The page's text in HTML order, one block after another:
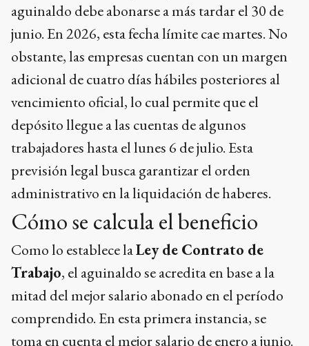
aguinaldo debe abonarse a más tardar el 30 de
junio. En 2026, esta fecha límite cae martes. No
obstante, las empresas cuentan con un margen
adicional de cuatro días hábiles posteriores al
vencimiento oficial, lo cual permite que el
depósito llegue a las cuentas de algunos
trabajadores hasta el lunes 6 de julio. Esta
previsión legal busca garantizar el orden
administrativo en la liquidación de haberes.
Cómo se calcula el beneficio
Como lo establece laLey de Contrato de
Trabajo, el aguinaldo se acredita en base a la
mitad del mejor salario abonado en el período
comprendido. En esta primera instancia, se
toma en cuenta el mejor salario de enero a junio.